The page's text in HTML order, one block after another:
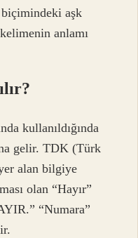
biçimindeki aşk
anlamı
kullanıldığında
gelir. TDK (Türk
alan bilgiye
olan “Hayır”
“Numara”